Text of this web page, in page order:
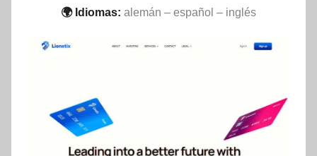
🌍 Idiomas: alemán – español – inglés